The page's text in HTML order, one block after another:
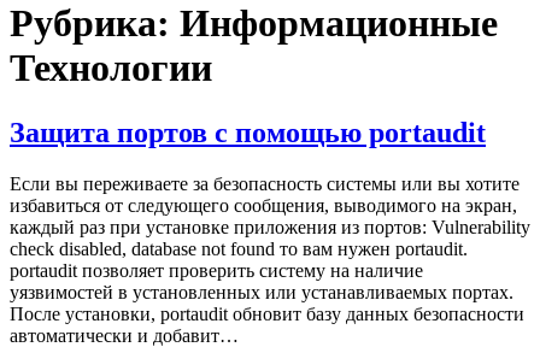
Рубрика: Информационные
Технологии
Защита портов с помощью portaudit
Если вы переживаете за безопасность системы или вы хотите
избавиться от следующего сообщения, выводимого на экран,
каждый раз при установке приложения из портов: Vulnerability
check disabled, database not found то вам нужен portaudit.
portaudit позволяет проверить систему на наличие
уязвимостей в установленных или устанавливаемых портах.
После установки, portaudit обновит базу данных безопасности
автоматически и добавит…